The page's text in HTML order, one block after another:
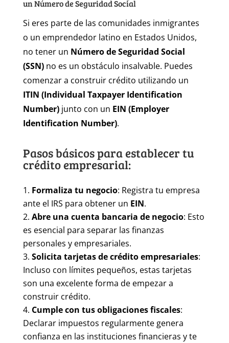
un Número de Seguridad Social
Si eres parte de las comunidades inmigrantes
o un emprendedor latino en Estados Unidos,
no tener un Número de Seguridad Social
(SSN)no es un obstáculo insalvable. Puedes
comenzar a construir crédito utilizando un
ITIN (Individual Taxpayer Identification
Number)junto con un EIN (Employer
Identification Number).
Pasos básicos para establecer tu
crédito empresarial:
Formaliza tu negocio: Registra tu empresa
ante el IRS para obtener un EIN.
Abre una cuenta bancaria de negocio: Esto
es esencial para separar las finanzas
personales y empresariales.
Solicita tarjetas de crédito empresariales:
Incluso con límites pequeños, estas tarjetas
son una excelente forma de empezar a
construir crédito.
Cumple con tus obligaciones fiscales:
Declarar impuestos regularmente genera
confianza en las instituciones financieras y te